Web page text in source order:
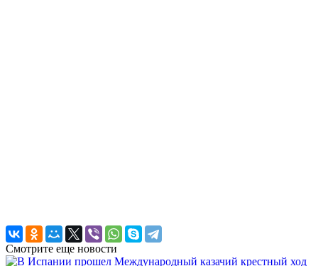
Смотрите еще новости